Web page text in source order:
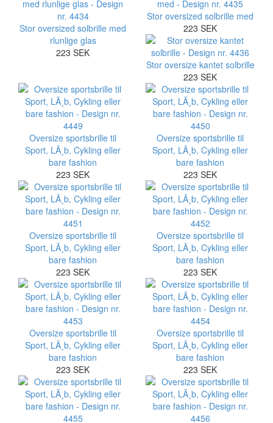
Stor oversized solbrille med
rlunlige glas
223 SEK
Stor oversized solbrille med
223 SEK
Stor oversize kantet solbrille
223 SEK
Oversize sportsbrille til
Sport, LÃ¸b, Cykling eller
bare fashion
223 SEK
Oversize sportsbrille til
Sport, LÃ¸b, Cykling eller
bare fashion
223 SEK
Oversize sportsbrille til
Sport, LÃ¸b, Cykling eller
bare fashion
223 SEK
Oversize sportsbrille til
Sport, LÃ¸b, Cykling eller
bare fashion
223 SEK
Oversize sportsbrille til
Sport, LÃ¸b, Cykling eller
bare fashion
223 SEK
Oversize sportsbrille til
Sport, LÃ¸b, Cykling eller
bare fashion
223 SEK